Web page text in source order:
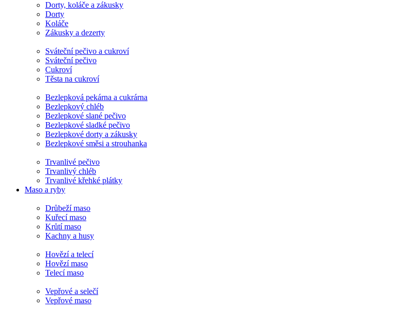
Dorty, koláče a zákusky
Dorty
Koláče
Zákusky a dezerty
Sváteční pečivo a cukroví
Sváteční pečivo
Cukroví
Těsta na cukroví
Bezlepková pekárna a cukrárna
Bezlepkový chléb
Bezlepkové slané pečivo
Bezlepkové sladké pečivo
Bezlepkové dorty a zákusky
Bezlepkové směsi a strouhanka
Trvanlivé pečivo
Trvanlivý chléb
Trvanlivé křehké plátky
Maso a ryby
Drůbeží maso
Kuřecí maso
Krůtí maso
Kachny a husy
Hovězí a telecí
Hovězí maso
Telecí maso
Vepřové a selečí
Vepřové maso